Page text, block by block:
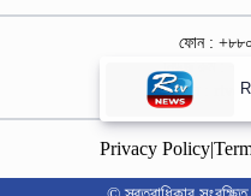
ফোন :
বিজ্ঞাপন :
Privacy Policy|